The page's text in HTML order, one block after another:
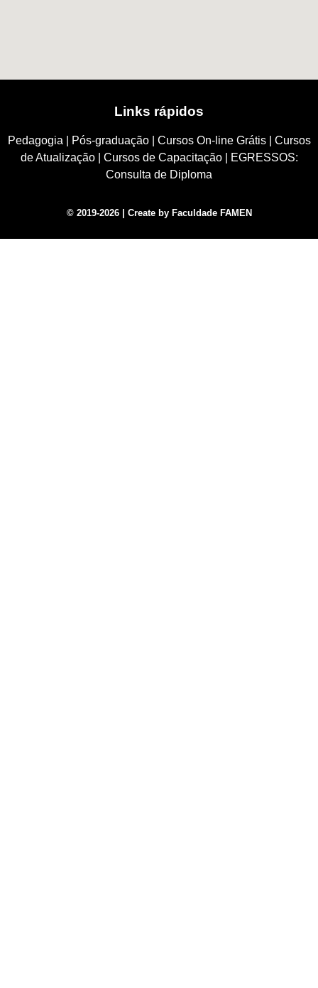
Links rápidos
Pedagogia| Pós-graduação| Cursos On-line Grátis| Cursos
de Atualização| Cursos de Capacitação|
EGRESSOS:
Consulta de Diploma
© 2019-2026 | Create by Faculdade FAMEN